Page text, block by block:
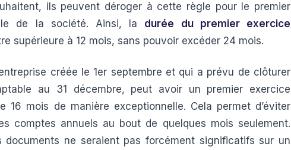
ils peuvent déroger à cette règle pour le premier
de la société. Ainsi, la durée du premier exercice
supérieure à 12 mois, sans pouvoir excéder 24 mois.
créée le 1er septembre et qui a prévu de clôturer
au 31 décembre, peut avoir un premier exercice
16 mois de manière exceptionnelle. Cela permet d’éviter
comptes annuels au bout de quelques mois seulement.
documents ne seraient pas forcément significatifs sur un